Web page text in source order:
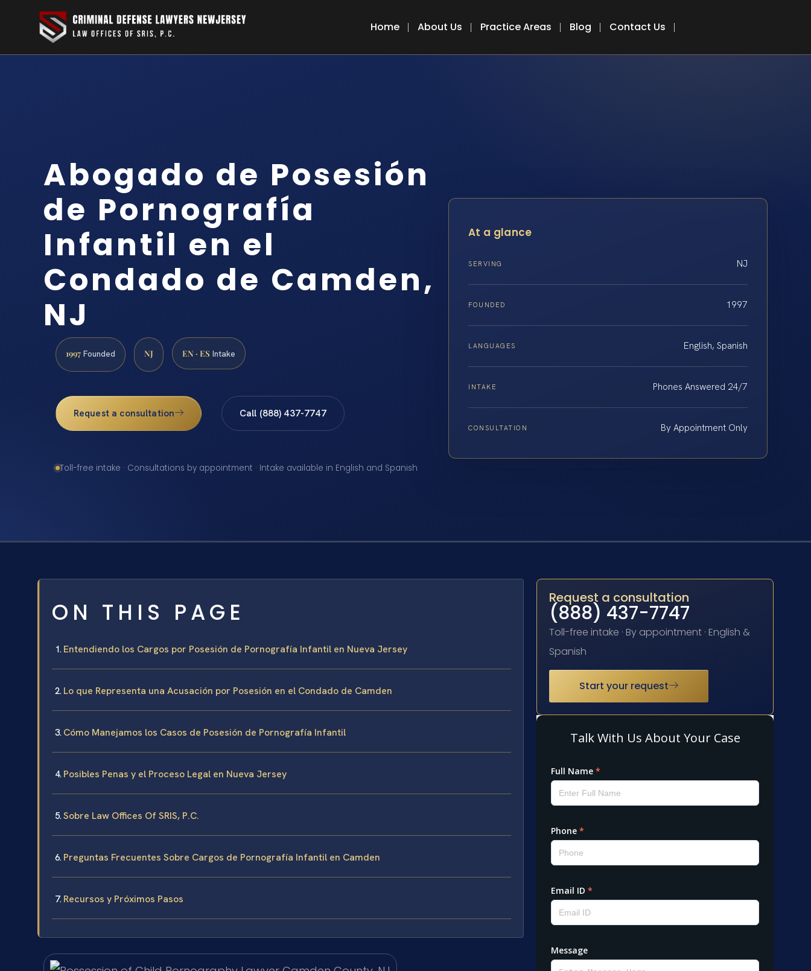
Home About Us Practice Areas Blog Contact Us
Abogado de Posesión
de Pornografía
Infantil en el
Condado de Camden,
NJ
1997 Founded NJ EN · ES Intake
Request a consultation Call (888) 437-7747
Toll-free intake · Consultations by appointment · Intake available in English and Spanish
At a glance
SERVING NJ
FOUNDED 1997
LANGUAGES English, Spanish
INTAKE Phones Answered 24/7
CONSULTATION By Appointment Only
ON THIS PAGE
Entendiendo los Cargos por Posesión de Pornografía Infantil en Nueva Jersey
Lo que Representa una Acusación por Posesión en el Condado de Camden
Cómo Manejamos los Casos de Posesión de Pornografía Infantil
Posibles Penas y el Proceso Legal en Nueva Jersey
Sobre Law Offices Of SRIS, P.C.
Preguntas Frecuentes Sobre Cargos de Pornografía Infantil en Camden
Recursos y Próximos Pasos
Request a consultation
(888) 437-7747
Toll-free intake · By appointment · English &
Spanish
Start your request